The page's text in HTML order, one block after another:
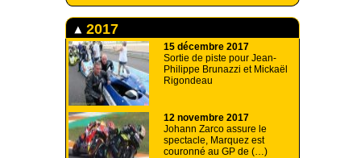
2017
15 décembre 2017
Sortie de piste pour Jean-
Philippe Brunazzi et Mickaël
Rigondeau
12 novembre 2017
Johann Zarco assure le
spectacle, Marquez est
couronné au GP de (…)